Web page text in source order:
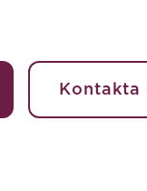
Kontakta